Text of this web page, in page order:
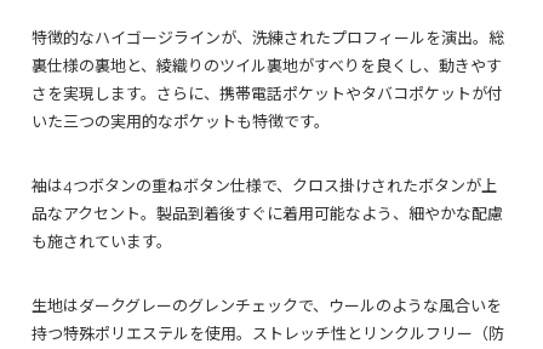
特徴的なハイゴージラインが、洗練されたプロフィールを演出。総
裏仕様の裏地と、綾織りのツイル裏地がすべりを良くし、動きやす
さを実現します。さらに、携帯電話ポケットやタバコポケットが付
いた三つの実用的なポケットも特徴です。
袖は4つボタンの重ねボタン仕様で、クロス掛けされたボタンが上
品なアクセント。製品到着後すぐに着用可能なよう、細やかな配慮
も施されています。
生地はダークグレーのグレンチェックで、ウールのような風合いを
持つ特殊ポリエステルを使用。ストレッチ性とリンクルフリー（防